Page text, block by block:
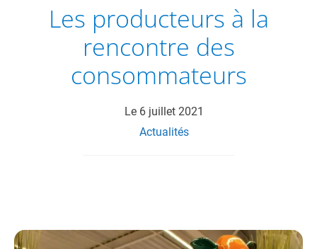
POINTS DE VENTE
PARTICIPER
ACTUALITÉS
ME CONNECTER / ADHÉRER
Les producteurs à la
rencontre des
consommateurs
Le 6 juillet 2021
Actualités